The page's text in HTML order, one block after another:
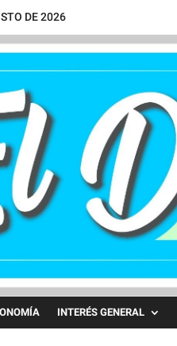
DE 2026
INTERÉS GENERAL